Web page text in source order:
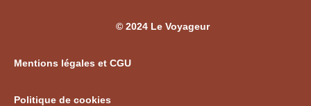
© 2024 Le Voyageur
Mentions légales et CGU
Politique de cookies